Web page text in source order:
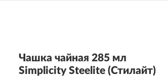
Чашка чайная 285 мл
Simplicity Steelite (Стилайт)